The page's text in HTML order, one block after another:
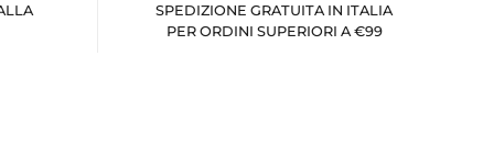
SPEDIZIONE GRATUITA IN ITALIA
PER ORDINI SUPERIORI A €99